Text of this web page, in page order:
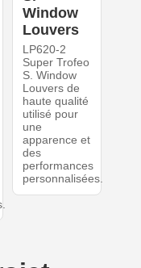
Window
Louvers
LP620-2
Super Trofeo
S. Window
Louvers de
haute qualité
utilisé pour
une
apparence et
des
performances
personnalisées.